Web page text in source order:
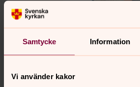
Samtycke Information
Vi använder kakor
Kyrkoherde, Svenska kyrkan Öckerö